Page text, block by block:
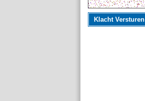
Klacht Versturen